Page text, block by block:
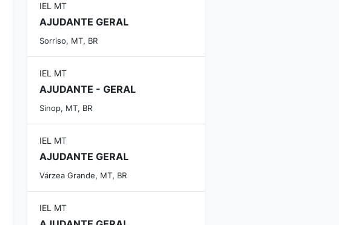
IEL MT
AJUDANTE GERAL
Sorriso, MT, BR
IEL MT
AJUDANTE - GERAL
Sinop, MT, BR
IEL MT
AJUDANTE GERAL
Várzea Grande, MT, BR
IEL MT